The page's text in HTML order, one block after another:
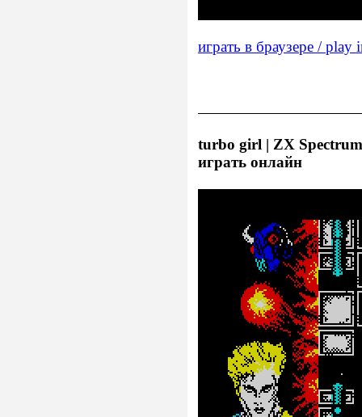
играть в браузере / play
turbo girl | ZX
играть онлайн